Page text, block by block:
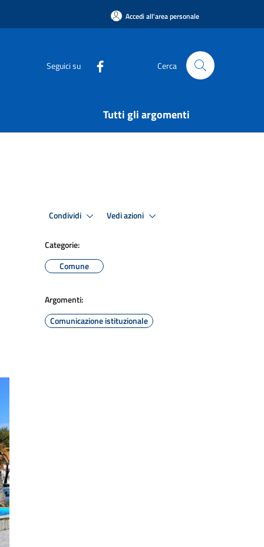
Accedi all'area personale
Seguici su Cerca
Tutti gli argomenti
Condividi Vedi azioni
Categorie:
Comune
Argomenti:
Comunicazione istituzionale